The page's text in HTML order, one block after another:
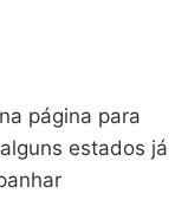
página para
estados já